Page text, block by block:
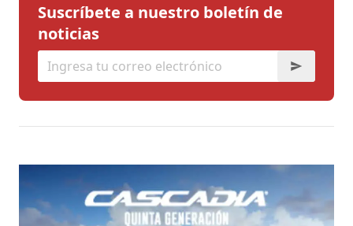
Suscríbete a nuestro boletín de
noticias